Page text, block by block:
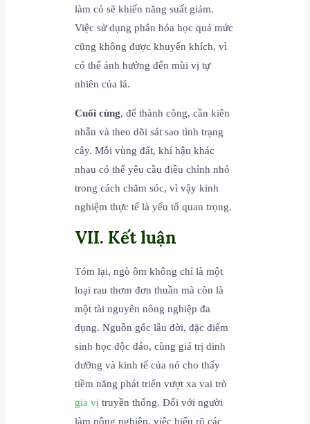
làm cỏ sẽ khiến năng suất giảm.
Việc sử dụng phân hóa học quá mức
cũng không được khuyến khích, vì
có thể ảnh hưởng đến mùi vị tự
nhiên của lá.
Cuối cùng, để thành công, cần kiên
nhẫn và theo dõi sát sao tình trạng
cây. Mỗi vùng đất, khí hậu khác
nhau có thể yêu cầu điều chỉnh nhỏ
trong cách chăm sóc, vì vậy kinh
nghiệm thực tế là yếu tố quan trọng.
VII. Kết luận
Tóm lại, ngò ôm không chỉ là một
loại rau thơm đơn thuần mà còn là
một tài nguyên nông nghiệp đa
dụng. Nguồn gốc lâu đời, đặc điểm
sinh học độc đáo, cùng giá trị dinh
dưỡng và kinh tế của nó cho thấy
tiềm năng phát triển vượt xa vai trò
gia vị truyền thống. Đối với người
làm nông nghiệp, việc hiểu rõ các